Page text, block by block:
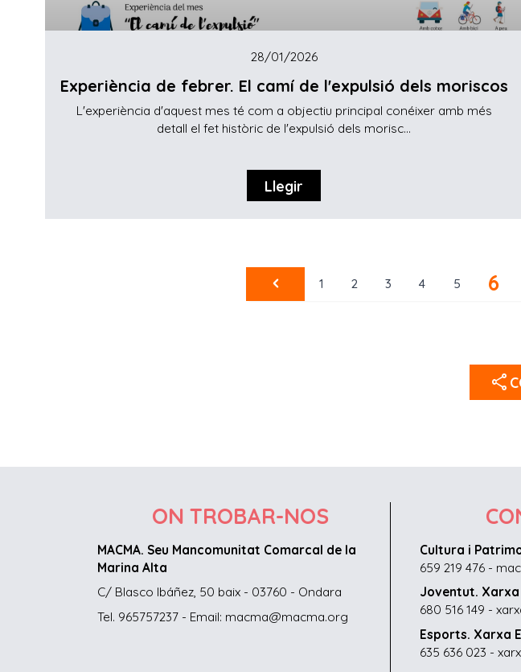
28/01/2026
Experiència de febrer. El camí de l'expulsió dels moriscos
L'experiència d'aquest mes té com a objectiu principal conéixer amb més
detall el fet històric de l'expulsió dels morisc...
Llegir
1 2 3 4 5 6
share
ON TROBAR-NOS
MACMA. Seu Mancomunitat Comarcal de la
Marina Alta
C/ Blasco Ibáñez, 50 baix - 03760 - Ondara
Tel. 965757237 - Email: macma@macma.org
Cultura i
659 219 476 -
Joventut.
680 516 149 -
Esports. Xarxa
635 636 023 -